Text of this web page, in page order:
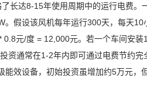
长达8-15年使用周期中的运行电费。
假设该风机每年运行300天，每天
元/度 = 12,000元。若一个车间安装
资通常在1-2年内即可通过电费节约完
效设备，初始投资虽增加约5万元，